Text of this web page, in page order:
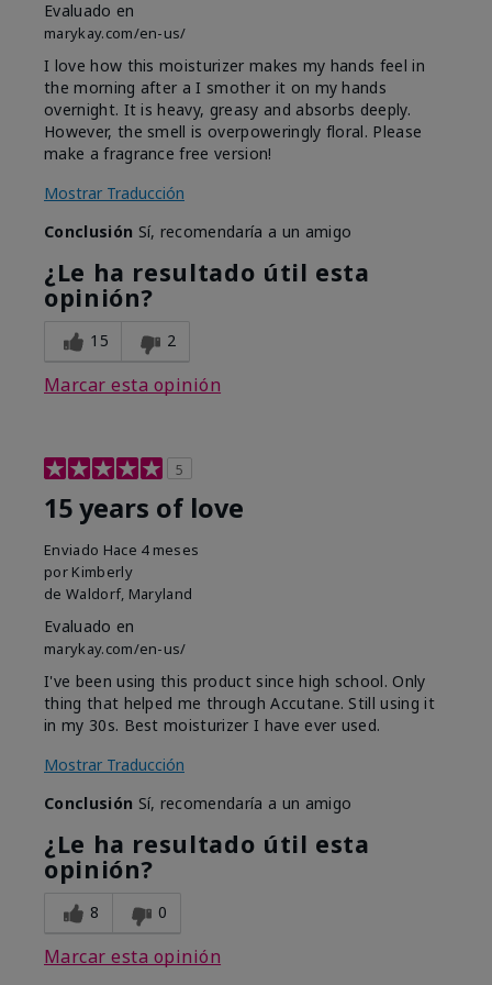
Evaluado en
marykay.com/en-us/
I love how this moisturizer makes my hands feel in
the morning after a I smother it on my hands
overnight. It is heavy, greasy and absorbs deeply.
However, the smell is overpoweringly floral. Please
make a fragrance free version!
Mostrar Traducción
Conclusión Sí, recomendaría a un amigo
¿Le ha resultado útil esta
opinión?
15 2
Marcar esta opinión
5
15 years of love
Enviado Hace 4 meses
por Kimberly
de Waldorf, Maryland
Evaluado en
marykay.com/en-us/
I've been using this product since high school. Only
thing that helped me through Accutane. Still using it
in my 30s. Best moisturizer I have ever used.
Mostrar Traducción
Conclusión Sí, recomendaría a un amigo
¿Le ha resultado útil esta
opinión?
8 0
Marcar esta opinión